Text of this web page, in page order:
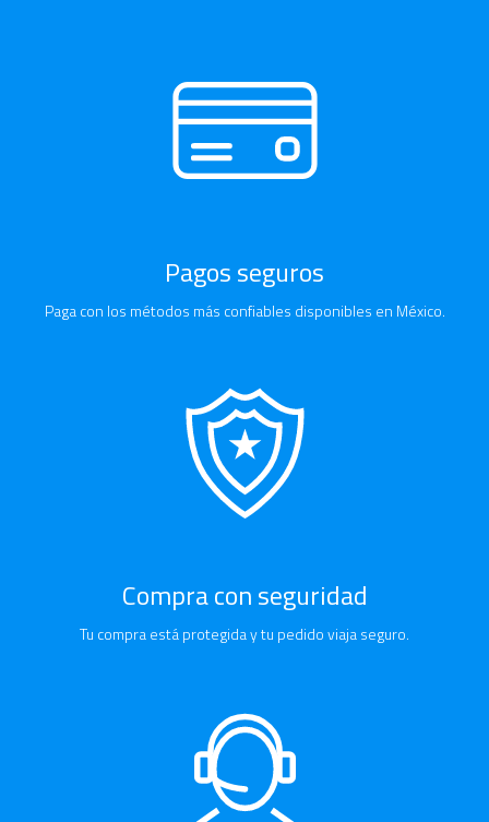
Pagos seguros
Paga con los métodos más confiables disponibles en México.
Compra con seguridad
Tu compra está protegida y tu pedido viaja seguro.